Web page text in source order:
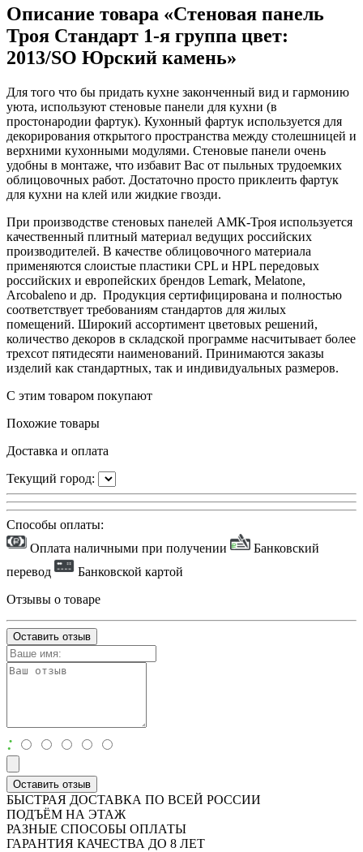
Описание товара «Стеновая панель
Троя Стандарт 1-я группа цвет:
2013/SO Юрский камень»
Для того что бы придать кухне законченный вид и гармонию
уюта, используют стеновые панели для кухни (в
простонародии фартук). Кухонный фартук используется для
декорирования открытого пространства между столешницей и
верхними кухонными модулями. Стеновые панели очень
удобны в монтаже, что избавит Вас от пыльных трудоемких
облицовочных работ. Достаточно просто приклеить фартук
для кухни на клей или жидкие гвозди.
При производстве стеновых панелей АМК-Троя используется
качественный плитный материал ведущих российских
производителей. В качестве облицовочного материала
применяются слоистые пластики CPL и HPL передовых
российских и европейских брендов Lemark, Melatone,
Arcobaleno и др. Продукция сертифицирована и полностью
соответствует требованиям стандартов для жилых
помещений. Широкий ассортимент цветовых решений,
количество декоров в складской программе насчитывает более
трехсот пятидесяти наименований. Принимаются заказы
изделий как стандартных, так и индивидуальных размеров.
С этим товаром покупают
Похожие товары
Доставка и оплата
Текущий город:
Способы оплаты:
Оплата наличными при получении
Банковский
перевод
Банковской картой
Отзывы о товаре
Оставить отзыв
:
Оставить отзыв
БЫСТРАЯ ДОСТАВКА ПО ВСЕЙ РОССИИ
ПОДЪЁМ НА ЭТАЖ
РАЗНЫЕ СПОСОБЫ ОПЛАТЫ
ГАРАНТИЯ КАЧЕСТВА ДО 8 ЛЕТ